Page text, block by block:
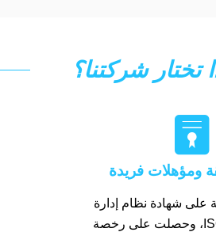
تختار شركتنا؟

ومؤهلات فريدة
شهادة نظام إدارة
الجودة ISO9001، وحصلت على رخصة